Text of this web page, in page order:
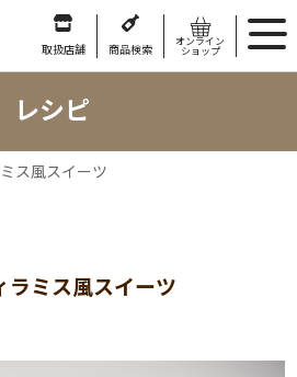
取扱店舗 商品検索
オンライン
ショップ
レシピ
ス風スイーツ
ラミス風スイーツ